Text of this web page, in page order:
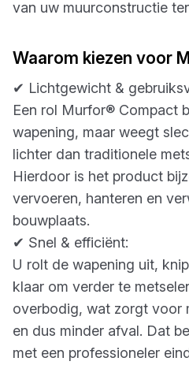
van uw muurconstructie
Waarom kiezen voor
✔ Lichtgewicht &
Een rol Murfor® Compact
wapening, maar weegt
lichter dan traditionele
Hierdoor is het product
vervoeren, hanteren en
bouwplaats.
✔ Snel & efficiënt:
U rolt de wapening uit,
klaar om verder te
overbodig, wat zorgt voor
en dus minder afval. Dat
met een professioneler